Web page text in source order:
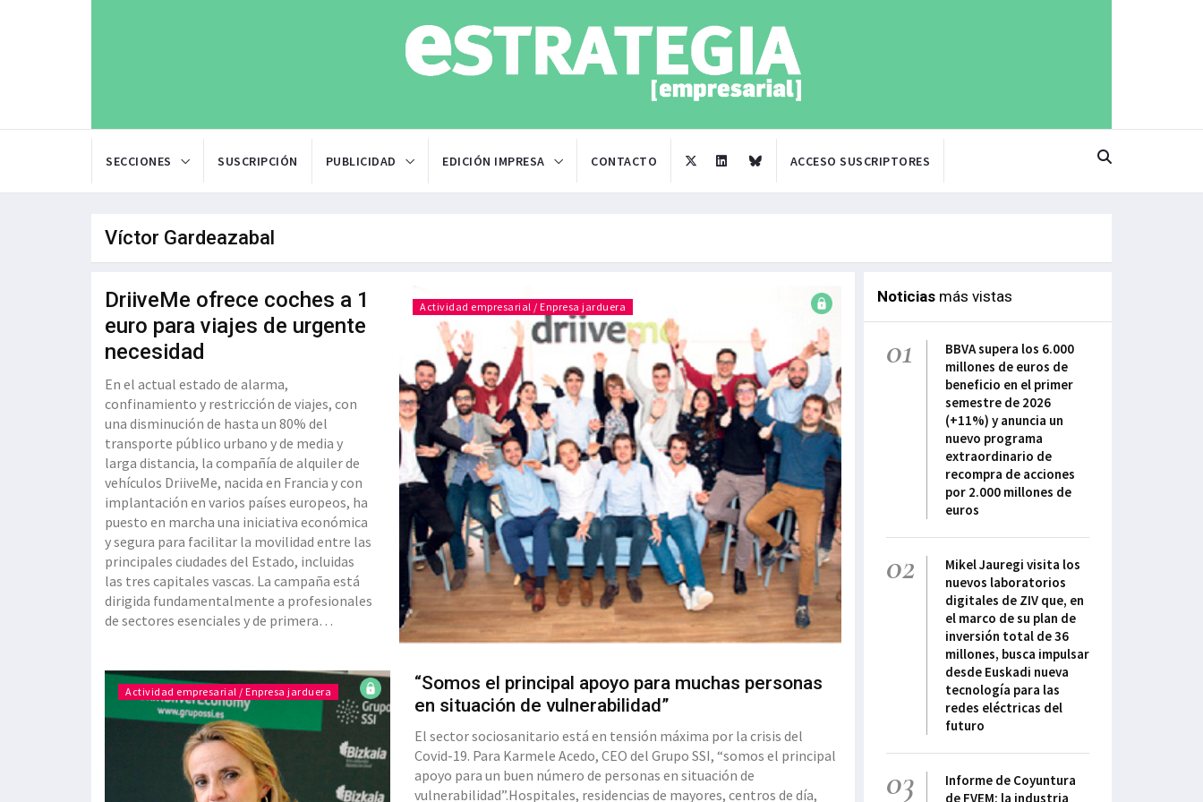
SECCIONES SUSCRIPCIÓN PUBLICIDAD EDICIÓN IMPRESA CONTACTO ACCESO SUSCRIPTORES
Víctor Gardeazabal
DriiveMe ofrece coches a 1
euro para viajes de urgente
necesidad
En el actual estado de alarma,
confinamiento y restricción de viajes, con
una disminución de hasta un 80% del
transporte público urbano y de media y
larga distancia, la compañía de alquiler de
vehículos DriiveMe, nacida en Francia y con
implantación en varios países europeos, ha
puesto en marcha una iniciativa económica
y segura para facilitar la movilidad entre las
principales ciudades del Estado, incluidas
las tres capitales vascas. La campaña está
dirigida fundamentalmente a profesionales
de sectores esenciales y de primera
administración pública. Mediante est
Actividad empresarial / Enpresa jarduera
Actividad empresarial / Enpresa jarduera
“Somos el principal apoyo para muchas personas
en situación de vulnerabilidad”
El sector sociosanitario está en tensión máxima por la crisis del
Covid-19. Para Karmele Acedo, CEO del Grupo SSI, “somos el principal
apoyo para un buen número de personas en situación de
vulnerabilidad”.Hospitales, residencias de mayores, centros de día,
Noticiasmás vistas
01
BBVA supera los 6.000
millones de euros de
beneficio en el primer
semestre de 2026
(+11%) y anuncia un
nuevo programa
extraordinario de
recompra de acciones
por 2.000 millones de
euros
02
Mikel Jauregi visita los
nuevos laboratorios
digitales de ZIV que, en
el marco de su plan de
inversión total de 36
millones, busca impulsar
desde Euskadi nueva
tecnología para las
redes eléctricas del
futuro
03
Informe de Coyuntura
de FVEM: la industria